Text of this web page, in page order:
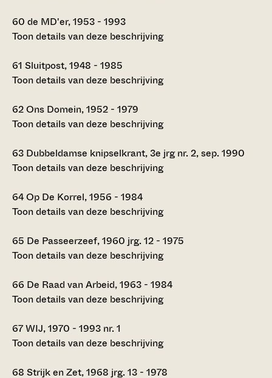
60 de MD'er, 1953 - 1993
Toon details van deze beschrijving
61 Sluitpost, 1948 - 1985
Toon details van deze beschrijving
62Ons Domein, 1952 - 1979
Toon details van deze beschrijving
63 Dubbeldamse knipselkrant, 3e jrg nr. 2, sep. 1990
Toon details van deze beschrijving
64Op De Korrel, 1956 - 1984
Toon details van deze beschrijving
65 De Passeerzeef, 1960 jrg. 12 - 1975
Toon details van deze beschrijving
66 De Raad van Arbeid, 1963 - 1984
Toon details van deze beschrijving
67WIJ, 1970 - 1993 nr. 1
Toon details van deze beschrijving
68 Strijk en Zet, 1968 jrg. 13 - 1978